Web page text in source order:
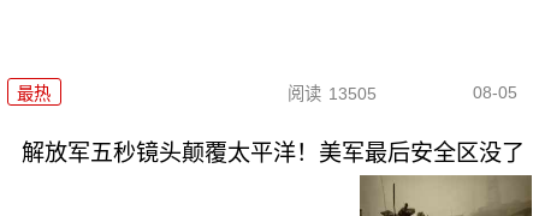
最热 阅读 13505 08-05
解放军五秒镜头颠覆太平洋！美军最后安全区没了